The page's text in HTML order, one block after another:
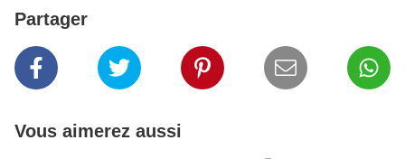
Partager
Vous aimerez aussi